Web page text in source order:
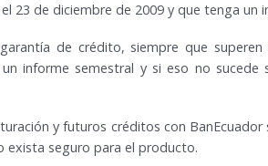
23 de diciembre de 2009 y que tenga
de crédito, siempre que
informe semestral y si eso no
y futuros créditos con
exista seguro para el producto.